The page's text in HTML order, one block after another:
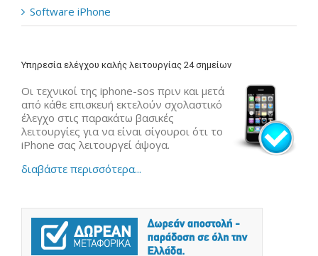
Software iPhone
Υπηρεσία ελέγχου καλής λειτουργίας 24 σημείων
Οι τεχνικοί της iphone-sos πριν και μετά
από κάθε επισκευή εκτελούν σχολαστικό
έλεγχο στις παρακάτω βασικές
λειτουργίες για να είναι σίγουροι ότι το
iPhone σας λειτουργεί άψογα.
διαβάστε περισσότερα...